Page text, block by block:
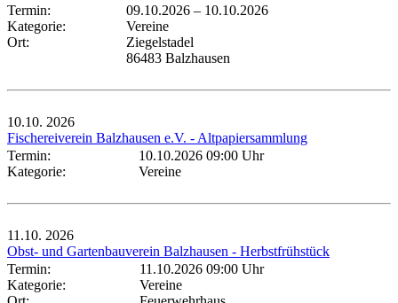
Termin:
09.10.2026 – 10.10.2026
Kategorie:
Vereine
Ort:
Ziegelstadel
86483 Balzhausen
10.10. 2026
Fischereiverein Balzhausen e.V. - Altpapiersammlung
Termin:
10.10.2026 09:00 Uhr
Kategorie:
Vereine
11.10. 2026
Obst- und Gartenbauverein Balzhausen - Herbstfrühstück
Termin:
11.10.2026 09:00 Uhr
Kategorie:
Vereine